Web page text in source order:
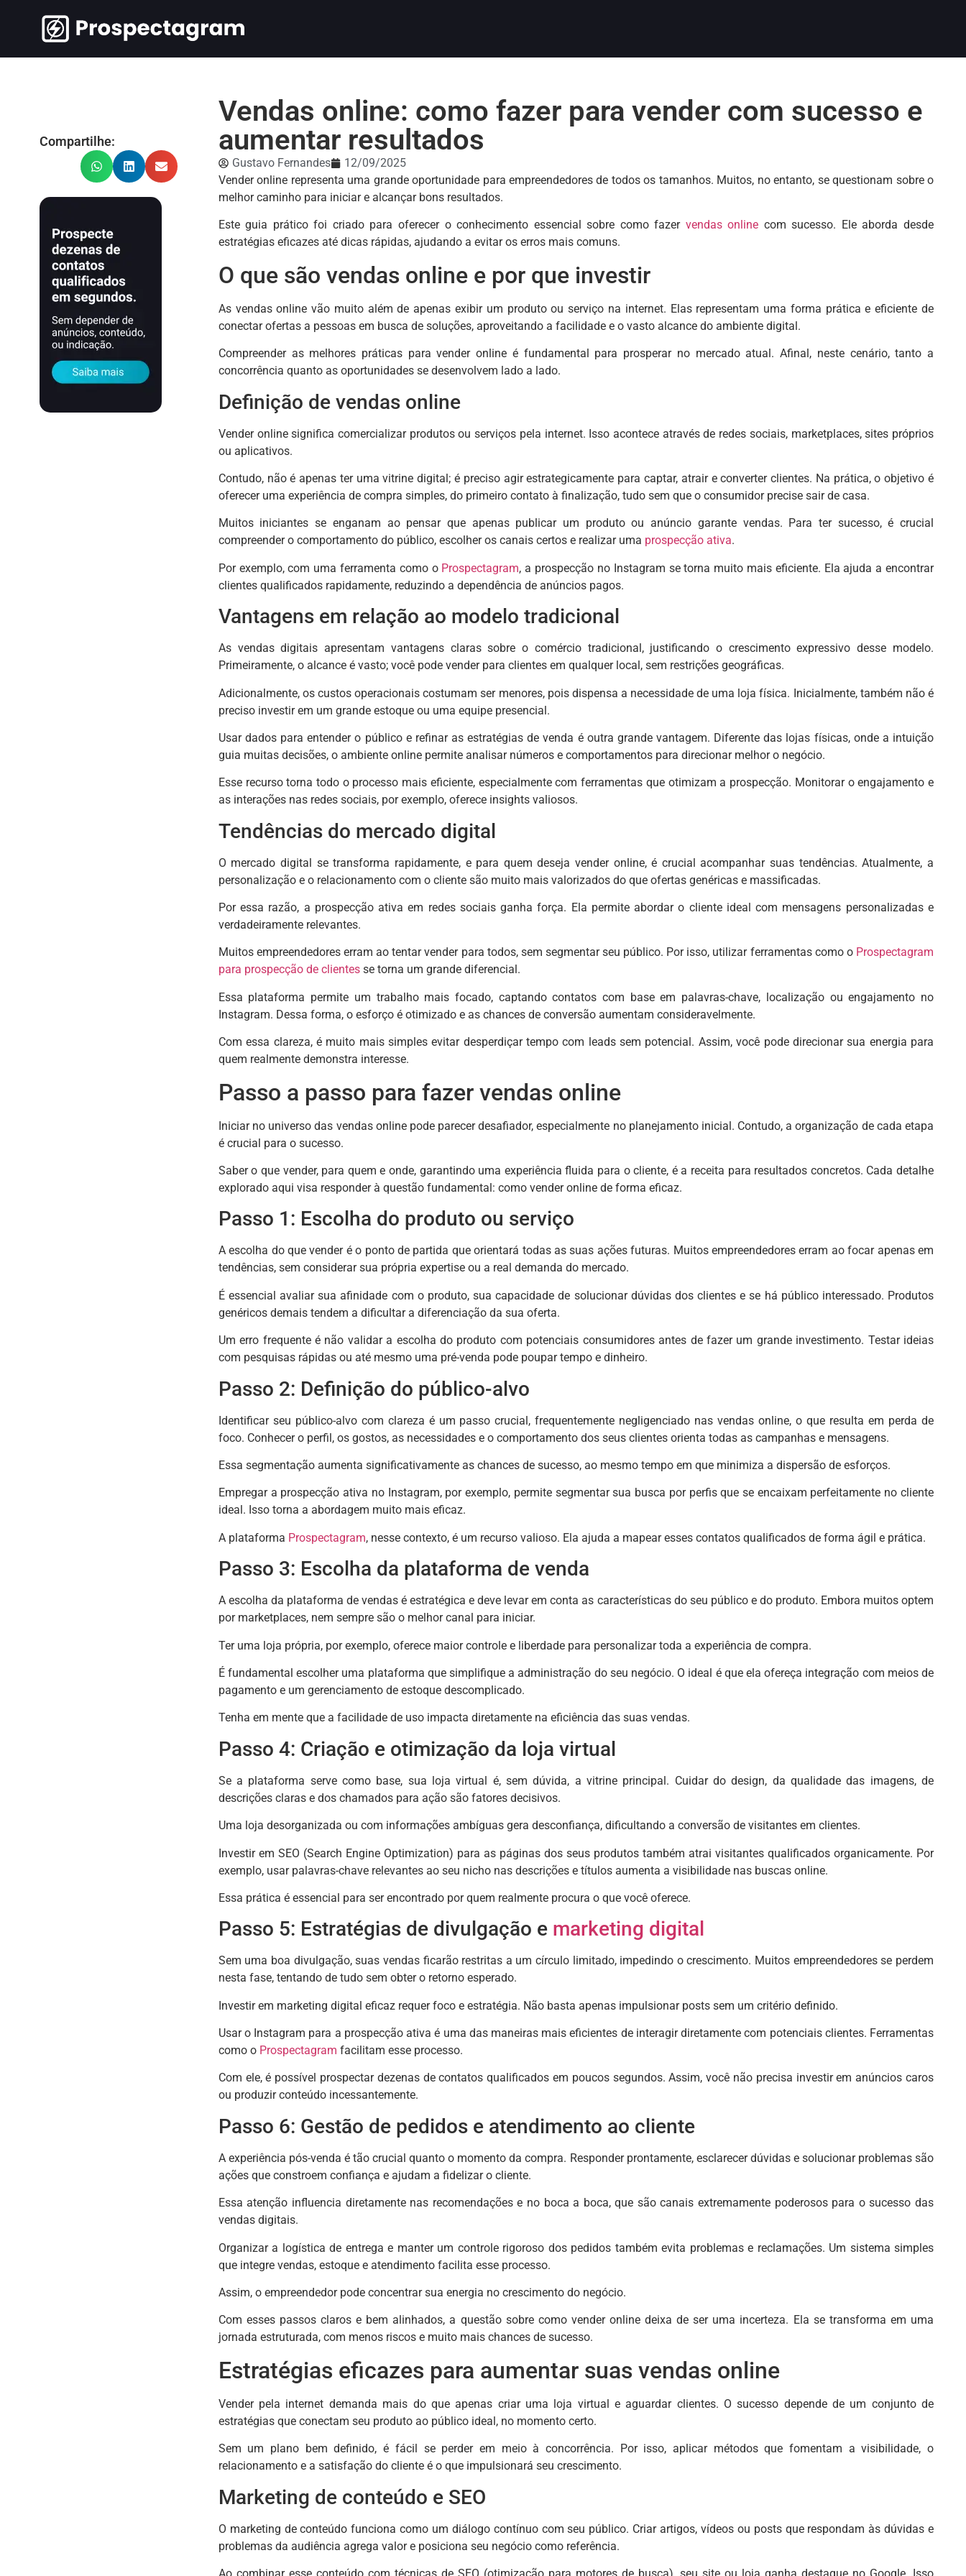
Compartilhe:
Vendas online: como fazer para vender com sucesso e
aumentar resultados
Gustavo Fernandes
12/09/2025
Vender online representa uma grande oportunidade para empreendedores de todos os tamanhos. Muitos, no entanto, se questionam sobre o
melhor caminho para iniciar e alcançar bons resultados.
Este guia prático foi criado para oferecer o conhecimento essencial sobre como fazer vendas online com sucesso. Ele aborda desde
estratégias eficazes até dicas rápidas, ajudando a evitar os erros mais comuns.
O que são vendas online e por que investir
As vendas online vão muito além de apenas exibir um produto ou serviço na internet. Elas representam uma forma prática e eficiente de
conectar ofertas a pessoas em busca de soluções, aproveitando a facilidade e o vasto alcance do ambiente digital.
Compreender as melhores práticas para vender online é fundamental para prosperar no mercado atual. Afinal, neste cenário, tanto a
concorrência quanto as oportunidades se desenvolvem lado a lado.
Definição de vendas online
Vender online significa comercializar produtos ou serviços pela internet. Isso acontece através de redes sociais, marketplaces, sites próprios
ou aplicativos.
Contudo, não é apenas ter uma vitrine digital; é preciso agir estrategicamente para captar, atrair e converter clientes. Na prática, o objetivo é
oferecer uma experiência de compra simples, do primeiro contato à finalização, tudo sem que o consumidor precise sair de casa.
Muitos iniciantes se enganam ao pensar que apenas publicar um produto ou anúncio garante vendas. Para ter sucesso, é crucial
compreender o comportamento do público, escolher os canais certos e realizar uma prospecção ativa.
Por exemplo, com uma ferramenta como o Prospectagram, a prospecção no Instagram se torna muito mais eficiente. Ela ajuda a encontrar
clientes qualificados rapidamente, reduzindo a dependência de anúncios pagos.
Vantagens em relação ao modelo tradicional
As vendas digitais apresentam vantagens claras sobre o comércio tradicional, justificando o crescimento expressivo desse modelo.
Primeiramente, o alcance é vasto; você pode vender para clientes em qualquer local, sem restrições geográficas.
Adicionalmente, os custos operacionais costumam ser menores, pois dispensa a necessidade de uma loja física. Inicialmente, também não é
preciso investir em um grande estoque ou uma equipe presencial.
Usar dados para entender o público e refinar as estratégias de venda é outra grande vantagem. Diferente das lojas físicas, onde a intuição
guia muitas decisões, o ambiente online permite analisar números e comportamentos para direcionar melhor o negócio.
Esse recurso torna todo o processo mais eficiente, especialmente com ferramentas que otimizam a prospecção. Monitorar o engajamento e
as interações nas redes sociais, por exemplo, oferece insights valiosos.
Tendências do mercado digital
O mercado digital se transforma rapidamente, e para quem deseja vender online, é crucial acompanhar suas tendências. Atualmente, a
personalização e o relacionamento com o cliente são muito mais valorizados do que ofertas genéricas e massificadas.
Por essa razão, a prospecção ativa em redes sociais ganha força. Ela permite abordar o cliente ideal com mensagens personalizadas e
verdadeiramente relevantes.
Muitos empreendedores erram ao tentar vender para todos, sem segmentar seu público. Por isso, utilizar ferramentas como o Prospectagram
para prospecção de clientesse torna um grande diferencial.
Essa plataforma permite um trabalho mais focado, captando contatos com base em palavras-chave, localização ou engajamento no
Instagram. Dessa forma, o esforço é otimizado e as chances de conversão aumentam consideravelmente.
Com essa clareza, é muito mais simples evitar desperdiçar tempo com leads sem potencial. Assim, você pode direcionar sua energia para
quem realmente demonstra interesse.
Passo a passo para fazer vendas online
Iniciar no universo das vendas online pode parecer desafiador, especialmente no planejamento inicial. Contudo, a organização de cada etapa
é crucial para o sucesso.
Saber o que vender, para quem e onde, garantindo uma experiência fluida para o cliente, é a receita para resultados concretos. Cada detalhe
explorado aqui visa responder à questão fundamental: como vender online de forma eficaz.
Passo 1: Escolha do produto ou serviço
A escolha do que vender é o ponto de partida que orientará todas as suas ações futuras. Muitos empreendedores erram ao focar apenas em
tendências, sem considerar sua própria expertise ou a real demanda do mercado.
É essencial avaliar sua afinidade com o produto, sua capacidade de solucionar dúvidas dos clientes e se há público interessado. Produtos
genéricos demais tendem a dificultar a diferenciação da sua oferta.
Um erro frequente é não validar a escolha do produto com potenciais consumidores antes de fazer um grande investimento. Testar ideias
com pesquisas rápidas ou até mesmo uma pré-venda pode poupar tempo e dinheiro.
Passo 2: Definição do público-alvo
Identificar seu público-alvo com clareza é um passo crucial, frequentemente negligenciado nas vendas online, o que resulta em perda de
foco. Conhecer o perfil, os gostos, as necessidades e o comportamento dos seus clientes orienta todas as campanhas e mensagens.
Essa segmentação aumenta significativamente as chances de sucesso, ao mesmo tempo em que minimiza a dispersão de esforços.
Empregar a prospecção ativa no Instagram, por exemplo, permite segmentar sua busca por perfis que se encaixam perfeitamente no cliente
ideal. Isso torna a abordagem muito mais eficaz.
A plataforma Prospectagram, nesse contexto, é um recurso valioso. Ela ajuda a mapear esses contatos qualificados de forma ágil e prática.
Passo 3: Escolha da plataforma de venda
A escolha da plataforma de vendas é estratégica e deve levar em conta as características do seu público e do produto. Embora muitos optem
por marketplaces, nem sempre são o melhor canal para iniciar.
Ter uma loja própria, por exemplo, oferece maior controle e liberdade para personalizar toda a experiência de compra.
É fundamental escolher uma plataforma que simplifique a administração do seu negócio. O ideal é que ela ofereça integração com meios de
pagamento e um gerenciamento de estoque descomplicado.
Tenha em mente que a facilidade de uso impacta diretamente na eficiência das suas vendas.
Passo 4: Criação e otimização da loja virtual
Se a plataforma serve como base, sua loja virtual é, sem dúvida, a vitrine principal. Cuidar do design, da qualidade das imagens, de
descrições claras e dos chamados para ação são fatores decisivos.
Uma loja desorganizada ou com informações ambíguas gera desconfiança, dificultando a conversão de visitantes em clientes.
Investir em SEO (Search Engine Optimization) para as páginas dos seus produtos também atrai visitantes qualificados organicamente. Por
exemplo, usar palavras-chave relevantes ao seu nicho nas descrições e títulos aumenta a visibilidade nas buscas online.
Essa prática é essencial para ser encontrado por quem realmente procura o que você oferece.
Passo 5: Estratégias de divulgação e marketing digital
Sem uma boa divulgação, suas vendas ficarão restritas a um círculo limitado, impedindo o crescimento. Muitos empreendedores se perdem
nesta fase, tentando de tudo sem obter o retorno esperado.
Investir em marketing digital eficaz requer foco e estratégia. Não basta apenas impulsionar posts sem um critério definido.
Usar o Instagram para a prospecção ativa é uma das maneiras mais eficientes de interagir diretamente com potenciais clientes. Ferramentas
como o Prospectagram facilitam esse processo.
Com ele, é possível prospectar dezenas de contatos qualificados em poucos segundos. Assim, você não precisa investir em anúncios caros
ou produzir conteúdo incessantemente.
Passo 6: Gestão de pedidos e atendimento ao cliente
A experiência pós-venda é tão crucial quanto o momento da compra. Responder prontamente, esclarecer dúvidas e solucionar problemas são
ações que constroem confiança e ajudam a fidelizar o cliente.
Essa atenção influencia diretamente nas recomendações e no boca a boca, que são canais extremamente poderosos para o sucesso das
vendas digitais.
Organizar a logística de entrega e manter um controle rigoroso dos pedidos também evita problemas e reclamações. Um sistema simples
que integre vendas, estoque e atendimento facilita esse processo.
Assim, o empreendedor pode concentrar sua energia no crescimento do negócio.
Com esses passos claros e bem alinhados, a questão sobre como vender online deixa de ser uma incerteza. Ela se transforma em uma
jornada estruturada, com menos riscos e muito mais chances de sucesso.
Estratégias eficazes para aumentar suas vendas online
Vender pela internet demanda mais do que apenas criar uma loja virtual e aguardar clientes. O sucesso depende de um conjunto de
estratégias que conectam seu produto ao público ideal, no momento certo.
Sem um plano bem definido, é fácil se perder em meio à concorrência. Por isso, aplicar métodos que fomentam a visibilidade, o
relacionamento e a satisfação do cliente é o que impulsionará seu crescimento.
Marketing de conteúdo e SEO
O marketing de conteúdo funciona como um diálogo contínuo com seu público. Criar artigos, vídeos ou posts que respondam às dúvidas e
problemas da audiência agrega valor e posiciona seu negócio como referência.